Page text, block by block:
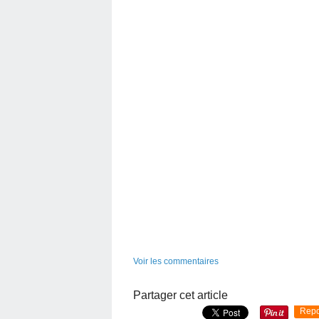
Voir les commentaires
Partager cet article